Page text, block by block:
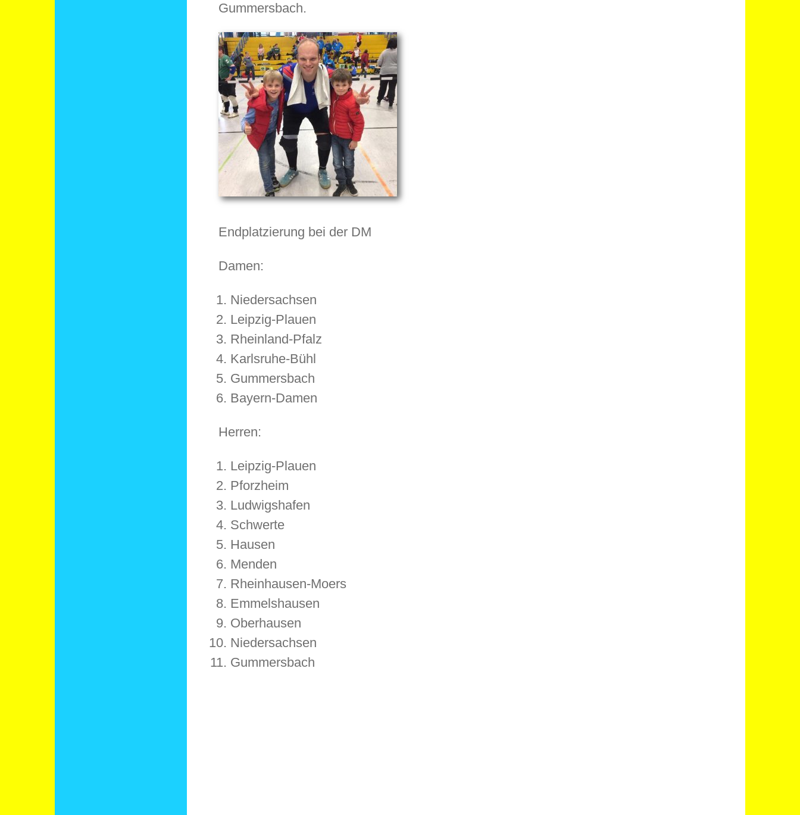
Gummersbach.
Endplatzierung bei der DM
Damen:
Niedersachsen
Leipzig-Plauen
Rheinland-Pfalz
Karlsruhe-Bühl
Gummersbach
Bayern-Damen
Herren:
Leipzig-Plauen
Pforzheim
Ludwigshafen
Schwerte
Hausen
Menden
Rheinhausen-Moers
Emmelshausen
Oberhausen
Niedersachsen
Gummersbach